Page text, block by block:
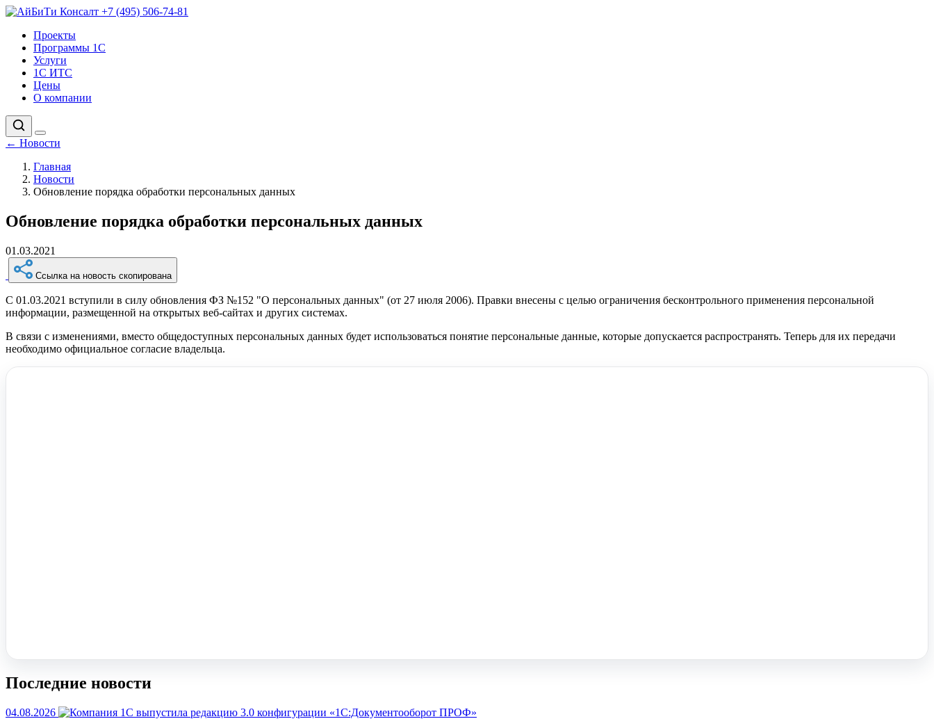
+7 (495) 506-74-81
Проекты
Программы 1С
Услуги
1С ИТС
Цены
О компании
← Новости
Главная
Новости
Обновление порядка обработки персональных данных
Обновление порядка обработки персональных данных
01.03.2021
Ссылка на новость скопирована
С 01.03.2021 вступили в силу обновления ФЗ №152 "О персональных данных" (от 27 июля 2006). Правки внесены с целью ограничения бесконтрольного применения персональной
информации, размещенной на открытых веб-сайтах и других системах.
В связи с изменениями, вместо общедоступных персональных данных будет использоваться понятие персональные данные, которые допускается распространять. Теперь для их передачи
необходимо официальное согласие владельца.
Последние новости
04.08.2026